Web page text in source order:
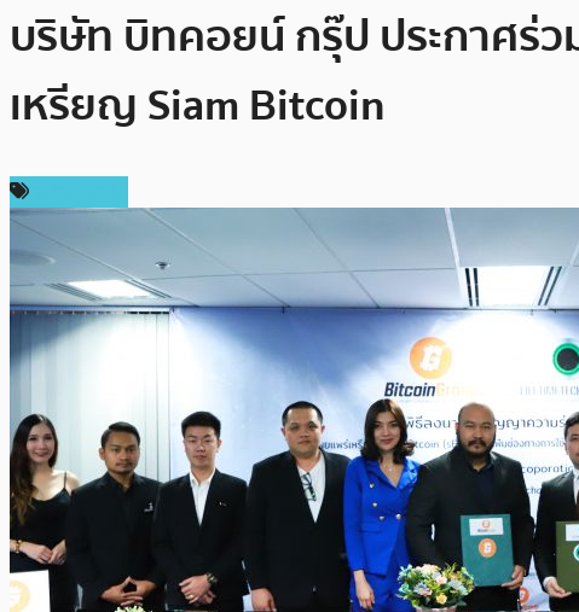
บริษัท บิทคอยน์ กรุ๊ป ประกาศร่
เหรียญ Siam Bitcoin